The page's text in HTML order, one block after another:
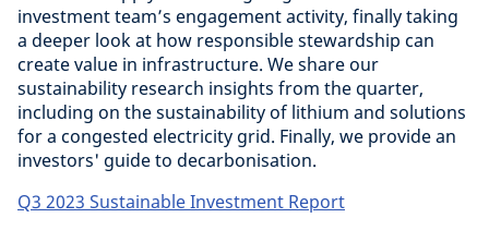
investment team’s engagement activity, finally taking
a deeper look at how responsible stewardship can
create value in infrastructure. We share our
sustainability research insights from the quarter,
including on the sustainability of lithium and solutions
for a congested electricity grid. Finally, we provide an
investors' guide to decarbonisation.
Q3 2023 Sustainable Investment Report